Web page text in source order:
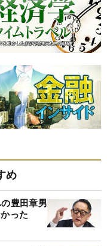
め
豊田章男
った